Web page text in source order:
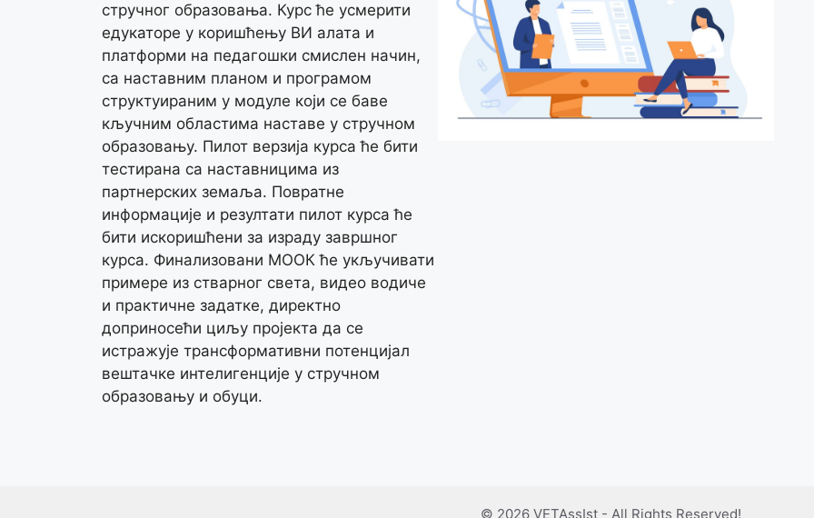
стручног образовања. Курс ће усмерити
едукаторе у коришћењу ВИ алата и
платформи на педагошки смислен начин,
са наставним планом и програмом
структуираним у модуле који се баве
кључним областима наставе у стручном
образовању. Пилот верзија курса ће бити
тестирана са наставницима из
партнерских земаља. Повратне
информације и резултати пилот курса ће
бити искоришћени за израду завршног
курса. Финализовани МООК ће укључивати
примере из стварног света, видео водиче
и практичне задатке, директно
доприносећи циљу пројекта да се
истражује трансформативни потенцијал
вештачке интелигенције у стручном
образовању и обуци.
© 2026 VETAssIst - All Rights Reserved!